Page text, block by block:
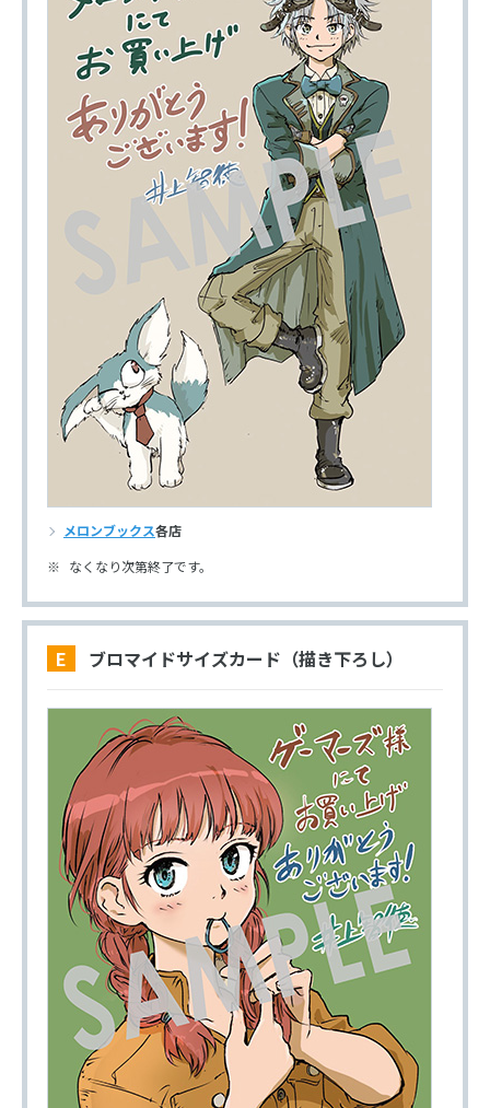
メロンブックス各店
なくなり次第終了です。
E ブロマイドサイズカード（描き下ろし）